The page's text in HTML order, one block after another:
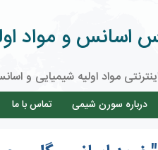
اسانس و مواد
مواد اولیه شیمیایی و
درباره سورن شیمی تماس با ما